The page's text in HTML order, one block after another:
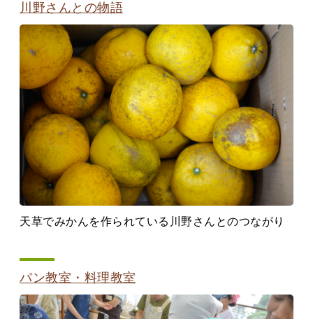
川野さんとの物語
天草でみかんを作られている川野さんとのつながり
パン教室・料理教室